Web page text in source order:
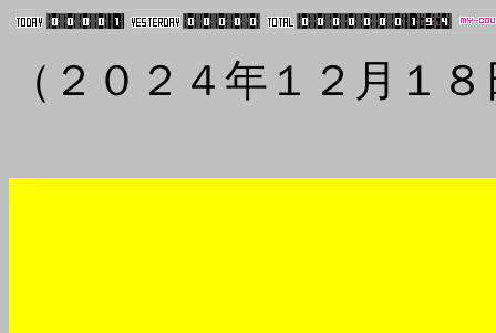
（２０２４年１２月１